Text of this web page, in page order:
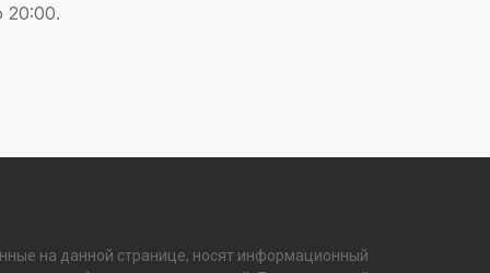
20:00.
на данной странице, носят информационный